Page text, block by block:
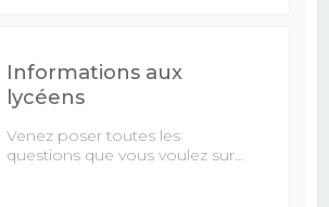
Informations aux
lycéens
Venez poser toutes les
questions que vous voulez sur…